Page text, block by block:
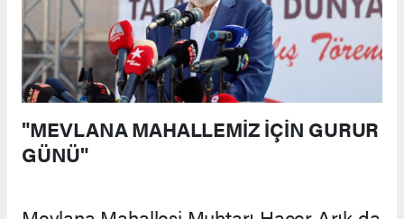
"MEVLANA MAHALLEMİZ İÇİN GURUR
GÜNÜ"